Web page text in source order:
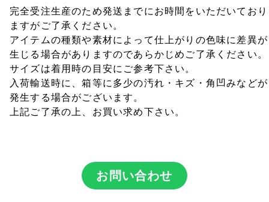
完全受注生産のため発送までにお時間をいただいており
ますがご了承ください。
アイテムの種類や素材によって仕上がりの色味に差異が
生じる場合がありますのであらかじめご了承ください。
サイズは着用時の目安にご参考下さい。
入荷輸送時に、箱等に多少の汚れ・キズ・角凹みなどが
発生する場合がございます。
上記ご了承の上、お買い求め下さい。
お問い合わせ